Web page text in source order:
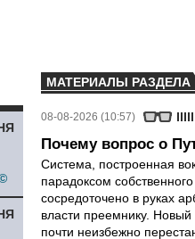
МАТЕРИАЛЫ РАЗДЕЛА
08-08-2026 (10:57)
Почему вопрос о
Система, построенная
парадоксом
сосредоточено в руках
власти преемнику.
почти неизбежно